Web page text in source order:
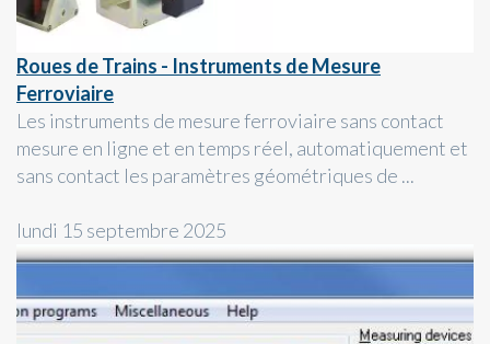
Roues de Trains - Instruments de Mesure
Ferroviaire
Les instruments de mesure ferroviaire sans contact
mesure en ligne et en temps réel, automatiquement et
sans contact les paramètres géométriques de ...
lundi 15 septembre 2025